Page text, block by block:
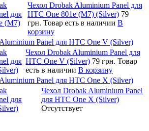
Чехол Drobak Aluminium Panel для
HTC One 801e (M7) (Silver) 79
грн. Товар есть в наличии В
корзину
Panel для HTC One V (Silver)
Чехол Drobak Aluminium Panel для
HTC One V (Silver) 79 грн. Товар
есть в наличии В корзину
Panel для HTC One X (Silver)
Чехол Drobak Aluminium Panel
для HTC One X (Silver)
Отсутствует